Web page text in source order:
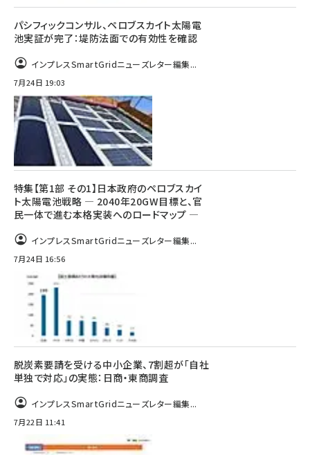
パシフィックコンサル、ペロブスカイト太陽電
池実証が完了：堤防法面での有効性を確認
インプレスSmartGridニューズレター編集...
7月24日 19:03
特集【第1部 その1】日本政府のペロブスカイ
ト太陽電池戦略 ― 2040年20GW目標と、官
民一体で進む本格実装へのロードマップ ―
インプレスSmartGridニューズレター編集...
7月24日 16:56
脱炭素要請を受ける中小企業、7割超が「自社
単独で対応」の実態：日商・東商調査
インプレスSmartGridニューズレター編集...
7月22日 11:41